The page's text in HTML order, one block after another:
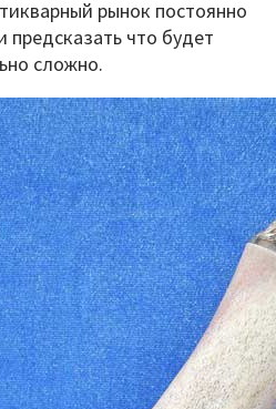
рынок постоянно
что будет
сложно.